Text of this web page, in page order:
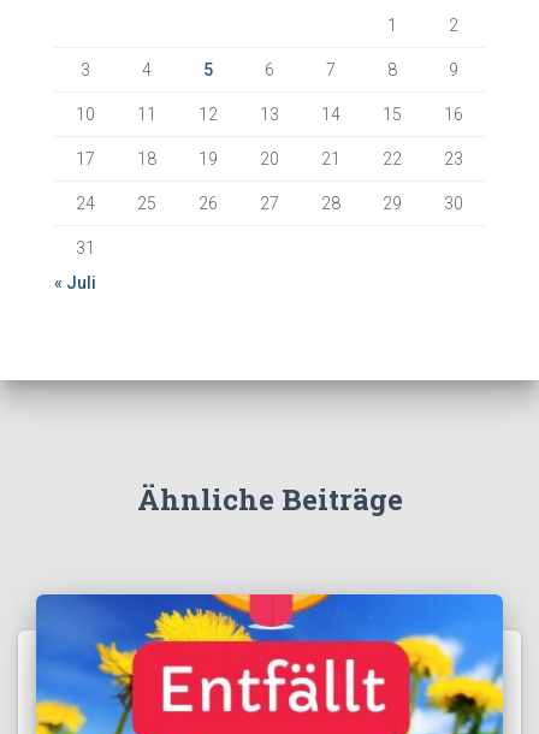
1 2
3 4 5 6 7 8 9
10 11 12 13 14 15 16
17 18 19 20 21 22 23
24 25 26 27 28 29 30
31
« Juli
Ähnliche Beiträge